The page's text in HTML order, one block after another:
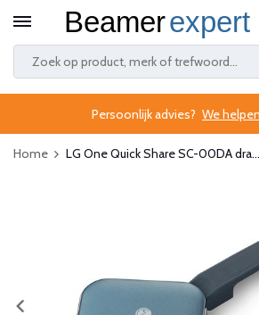
Persoonlijk advies? We
Home LG One Quick Share SC-00DA dra...